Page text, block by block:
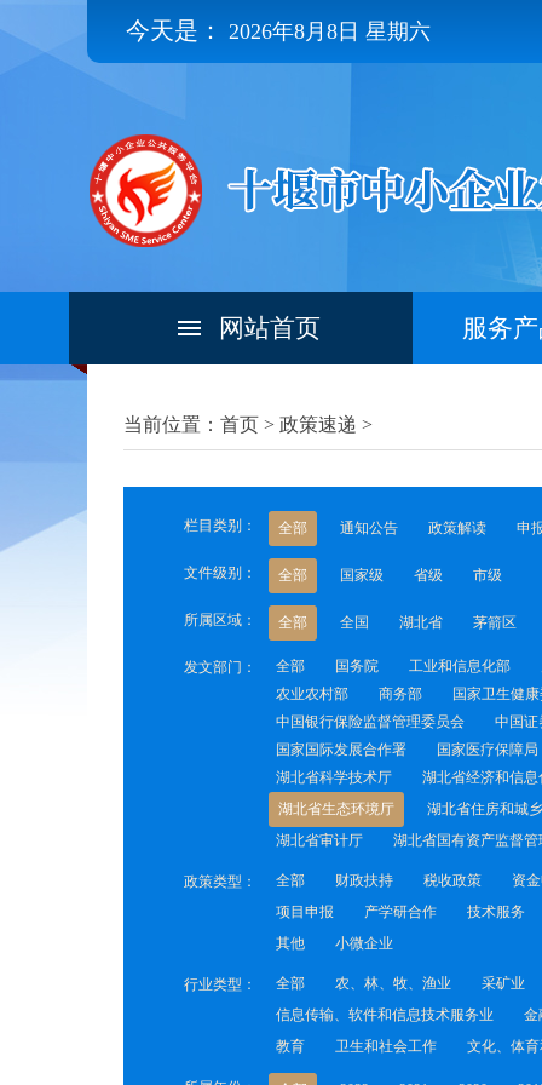
今天是： 2026年8月8日 星期六
网站首页 服务
当前位置：首页 > 政策速递 >
栏目类别： 全部 通知公告 政策解读 申
文件级别： 全部 国家级 省级 市级
所属区域： 全部 全国 湖北省 茅箭区
发文部门： 全部 国务院 工业和信息化部
农业农村部
商务部 国家卫生健
中国银行保险监督管理委员会
中国证
国家国际发展合作署
国家医疗保障局
湖北省科学技术厅
湖北省经济和信息
湖北省生态环境厅
湖北省住房和城
湖北省审计厅
湖北省国有资产监督管
政策类型： 全部 财政扶持 税收政策 资
项目申报
产学研合作 技术服务
其他
小微企业
行业类型： 全部 农、林、牧、渔业 采矿业
信息传输、软件和信息技术服务业
金
教育
卫生和社会工作 文化、体